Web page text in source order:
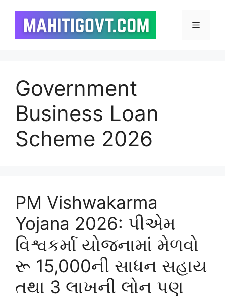
content
Menu
Government
Business Loan
Scheme 2026
PM Vishwakarma
Yojana 2026: પીએમ
વિશ્વકર્મા યોજનામાં મેળવો
રૂ 15,000ની સાધન સહાય
તથા 3 લાખની લોન પણ